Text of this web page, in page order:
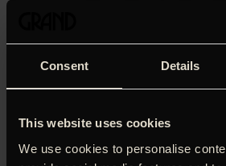
Consent Details
This website uses cookies
We use cookies to personalise
I vores søsterbiograf, Gloria. Billetter
(Trine Dyrholm) og Lucas (Tim Roth)
deres døde søns grav, udvikler